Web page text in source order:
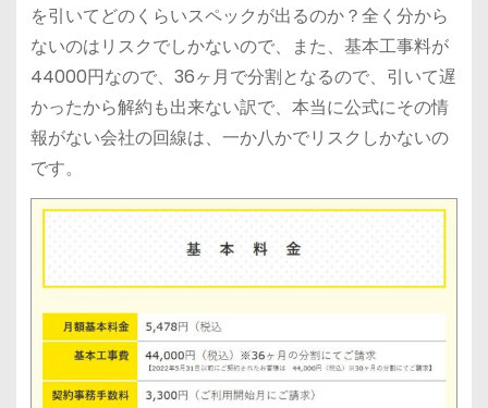
を引いてどのくらいスペックが出るのか？全く分から
ないのはリスクでしかないので、また、基本工事料が
44000円なので、36ヶ月で分割となるので、引いて遅
かったから解約も出来ない訳で、本当に公式にその情
報がない会社の回線は、一か八かでリスクしかないの
です。